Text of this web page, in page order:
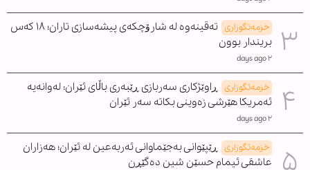
خزمەتگوزاری
تەقینەوە لە شارۆچکەی پیشەسازی تاران؛ ١٨ کەس
بریندار بوون
٢ days ago
خزمەتگوزاری
ڕاوێژکاری سەربازی ڕێبەری باڵای ئێران: لەوانەیە
ئەمریکا هێرشی زەوینی بکاتە سەر ئێران
٢ days ago
خزمەتگوزاری
ڕێپێوانی بەجێماوانی ئەربەعین لە ئێران؛ هەزاران
عاشقی ئیمام حسێن شین دەگێڕن